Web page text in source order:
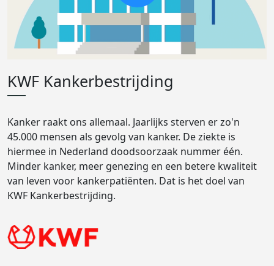
KWF Kankerbestrijding
Kanker raakt ons allemaal. Jaarlijks sterven er zo'n
45.000 mensen als gevolg van kanker. De ziekte is
hiermee in Nederland doodsoorzaak nummer één.
Minder kanker, meer genezing en een betere kwaliteit
van leven voor kankerpatiënten. Dat is het doel van
KWF Kankerbestrijding.